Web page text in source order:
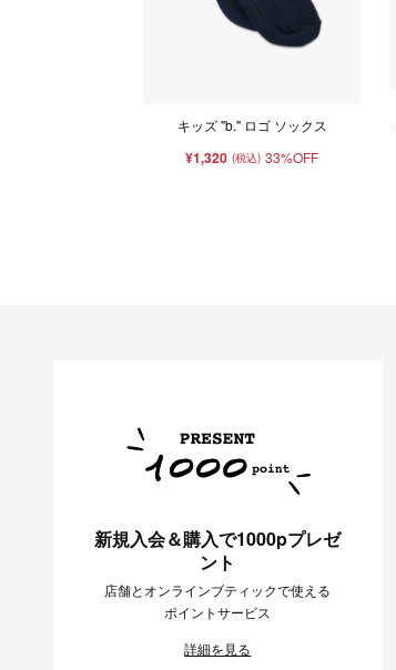
キッズ "b." ロゴ ソックス
¥1,320 (税込) 33%OFF
新規入会＆購入で1000pプレゼ
ント
店舗とオンラインブティックで使える
ポイントサービス
詳細を見る